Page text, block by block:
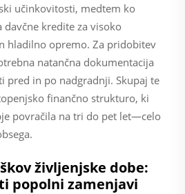
učinkovitosti, medtem ko
davčne kredite za visoko
hladilno opremo. Za pridobitev
natančna dokumentacija
pred in po nadgradnji. Skupaj te
finančno strukturo, ki
povračila na tri do pet let—celo
življenjske dobe:
popolni zamenjavi